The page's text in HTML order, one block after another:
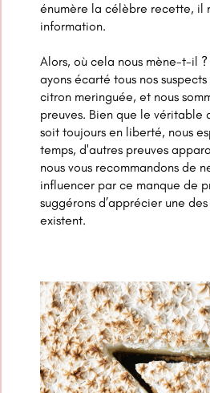
énumère la célèbre recette, il
information.
Alors, où cela nous mène-t-il
ayons écarté tous nos
citron meringuée, et nous
preuves. Bien que le véritable
soit toujours en liberté, nous
temps, d'autres preuves
nous vous recommandons de
influencer par ce manque de
suggérons d’apprécier une
existent.